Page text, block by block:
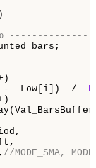
Low[i])  /
, //MODE_SMA,